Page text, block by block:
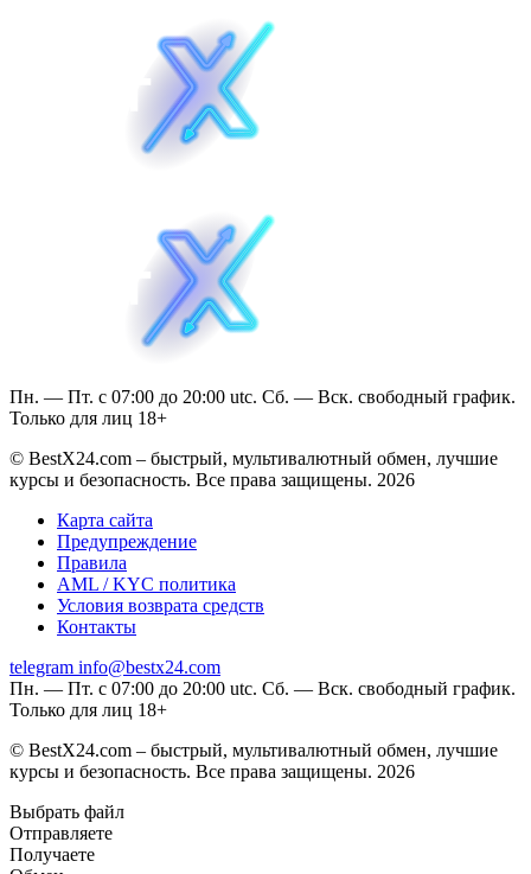
Пн. — Пт. с 07:00 до 20:00 utc. Сб. — Вск. свободный график.
Только для лиц 18+
© BestX24.com – быстрый, мультивалютный обмен, лучшие
курсы и безопасность. Все права защищены. 2026
Карта сайта
Предупреждение
Правила
AML / KYC политика
Условия возврата средств
Контакты
telegram info@bestx24.com
Пн. — Пт. с 07:00 до 20:00 utc. Сб. — Вск. свободный график.
Только для лиц 18+
© BestX24.com – быстрый, мультивалютный обмен, лучшие
курсы и безопасность. Все права защищены. 2026
Выбрать файл
Отправляете
Получаете